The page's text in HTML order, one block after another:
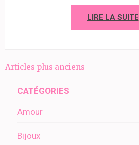
LIRE LA SUITE
Navigation
articles
Articles plus anciens
CATÉGORIES
Amour
Bijoux